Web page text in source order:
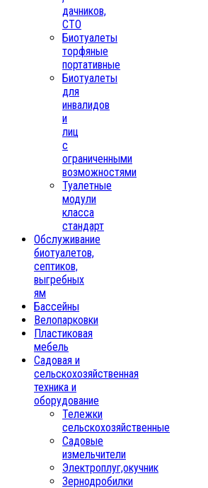
дачников,
СТО
Биотуалеты
торфяные
портативные
Биотуалеты
для
инвалидов
и
лиц
с
ограниченными
возможностями
Туалетные
модули
класса
стандарт
Обслуживание
биотуалетов,
септиков,
выгребных
ям
Бассейны
Велопарковки
Пластиковая
мебель
Садовая и
сельскохозяйственная
техника и
оборудование
Тележки
сельскохозяйственные
Садовые
измельчители
Электроплуг,окучник
Зернодробилки